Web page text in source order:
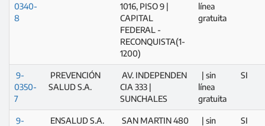
0340-
8
1016, PISO 9 |
CAPITAL
FEDERAL -
RECONQUISTA(1-
1200)
línea
gratuita
9-
0350-
7
PREVENCIÓN
SALUD S.A.
AV. INDEPENDEN
CIA 333 |
SUNCHALES
| sin
línea
gratuita
SI
9-
ENSALUD S.A.
SAN MARTIN 480
| sin
SI